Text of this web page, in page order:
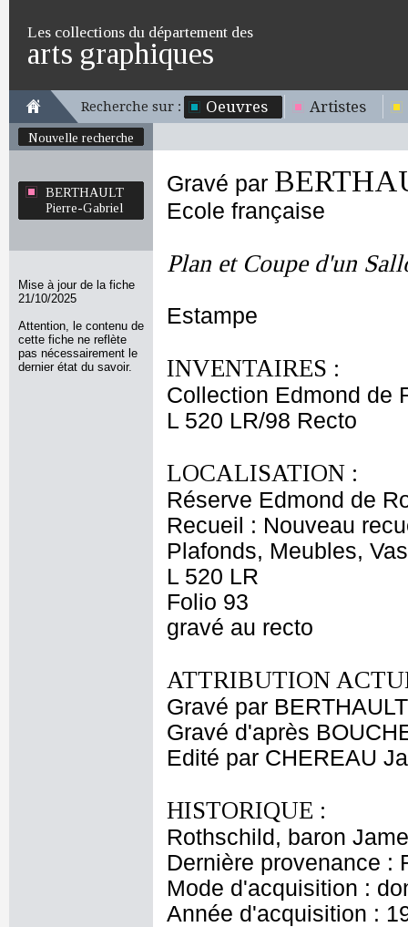
Les collections du département des
arts graphiques
Recherche sur : Oeuvres Artistes
Nouvelle recherche
BERTHAULT
Pierre-Gabriel
Mise à jour de la fiche
21/10/2025
Attention, le contenu de
cette fiche ne reflète
pas nécessairement le
dernier état du savoir.
Gravé par
Ecole française
Plan et Coupe d'un
Estampe
INVENTAIRES :
Collection Edmond de
L 520 LR/98 Recto
LOCALISATION :
Réserve Edmond de
Recueil : Nouveau
Plafonds, Meubles,
L 520 LR
Folio 93
gravé au recto
ATTRIBUTION
Gravé par
Gravé d'après
Edité par CHEREAU
HISTORIQUE :
Rothschild, baron
Dernière provenance :
Mode d'acquisition :
Année d'acquisition :